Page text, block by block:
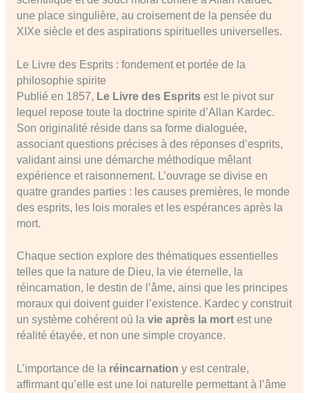
une place singulière, au croisement de la pensée du
XIXe siècle et des aspirations spirituelles universelles.
Le Livre des Esprits : fondement et portée de la
philosophie spirite
Publié en 1857, Le Livre des Espritsest le pivot sur
lequel repose toute la doctrine spirite d’Allan Kardec.
Son originalité réside dans sa forme dialoguée,
associant questions précises à des réponses d’esprits,
validant ainsi une démarche méthodique mêlant
expérience et raisonnement. L’ouvrage se divise en
quatre grandes parties : les causes premières, le monde
des esprits, les lois morales et les espérances après la
mort.
Chaque section explore des thématiques essentielles
telles que la nature de Dieu, la vie éternelle, la
réincarnation, le destin de l’âme, ainsi que les principes
moraux qui doivent guider l’existence. Kardec y construit
un système cohérent où la vie après la mortest une
réalité étayée, et non une simple croyance.
L’importance de la réincarnation y est centrale,
affirmant qu’elle est une loi naturelle permettant à l’âme